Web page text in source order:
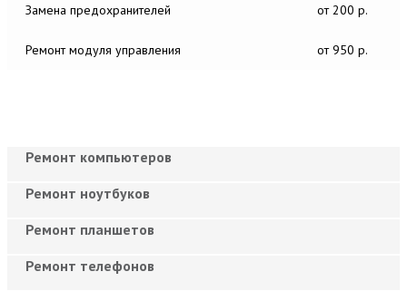
Замена предохранителей от 200 р.
Ремонт модуля управления от 950 р.
Ремонт компьютеров
Ремонт ноутбуков
Ремонт планшетов
Ремонт телефонов